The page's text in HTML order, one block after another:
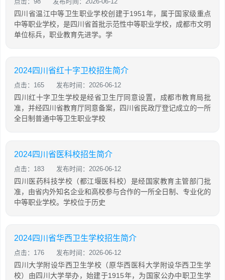
四川省温江中等卫生职业学校创建于1951年，属于国家级重点
中等职业学校，是四川省首批示范性中等职业学校，成都市文明
单位标兵，职业教育先进学。学
2024四川省红十字卫校招生简介
点击：165 发布时间：2026-06-12
四川红十字卫生学校是经省卫生厅同意设置，成都市教育局批
准，并经四川省教育厅同意备案，四川省民政厅登记成立的一所
全日制普通中等卫生职业学校
2024四川省医科校招生简介
点击：183 发布时间：2026-06-12
四川医药科技学校（都江堰医科校）是经国家教育主管部门批
准，由省内外知名企业和高校参与合作的一所全日制、专业化的
中等职业学校。学校位于历史
2024四川省华西卫生学校招生简介
点击：176 发布时间：2026-06-12
四川大学附设华西卫生学校（原华西医科大学附设华西卫生学
校）由四川大学举办，始建于1915年，为国家公办中职卫生学